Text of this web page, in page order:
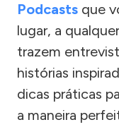
Podcasts que
lugar, a
trazem
histórias
dicas práticas
a maneira